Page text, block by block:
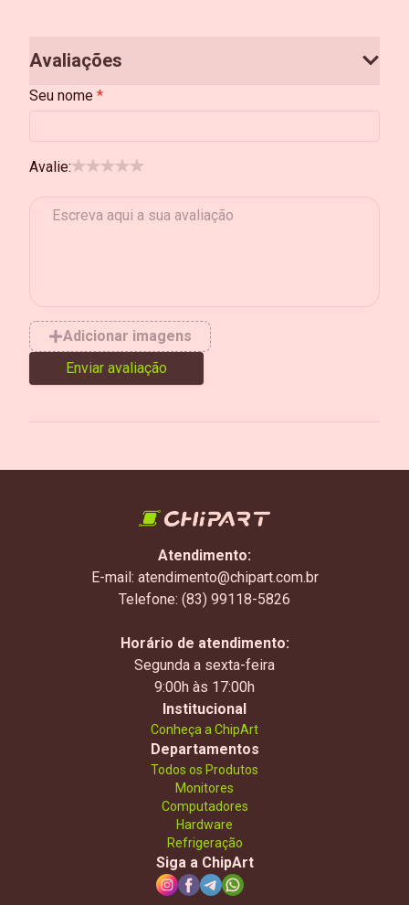
Avaliações
Seu nome
Avalie:
Adicionar imagens
Enviar avaliação
Atendimento:
E-mail: atendimento@chipart.com.br
Telefone: (83) 99118-5826
Horário de atendimento:
Segunda a sexta-feira
9:00h às 17:00h
Institucional
Conheça a ChipArt
Departamentos
Todos os Produtos
Monitores
Computadores
Hardware
Refrigeração
Siga a ChipArt